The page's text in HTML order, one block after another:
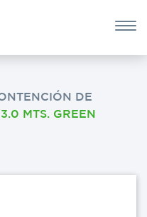
×
POTASA
DE
MTS. GREEN